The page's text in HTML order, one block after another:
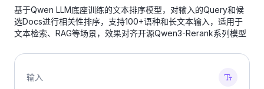
基于Qwen LLM底座训练的文本排序模型，对输入的Query和候
选Docs进行相关性排序，支持100+语种和长文本输入，适用于
文本检索、RAG等场景，效果对齐开源Qwen3-Rerank系列模型
输入